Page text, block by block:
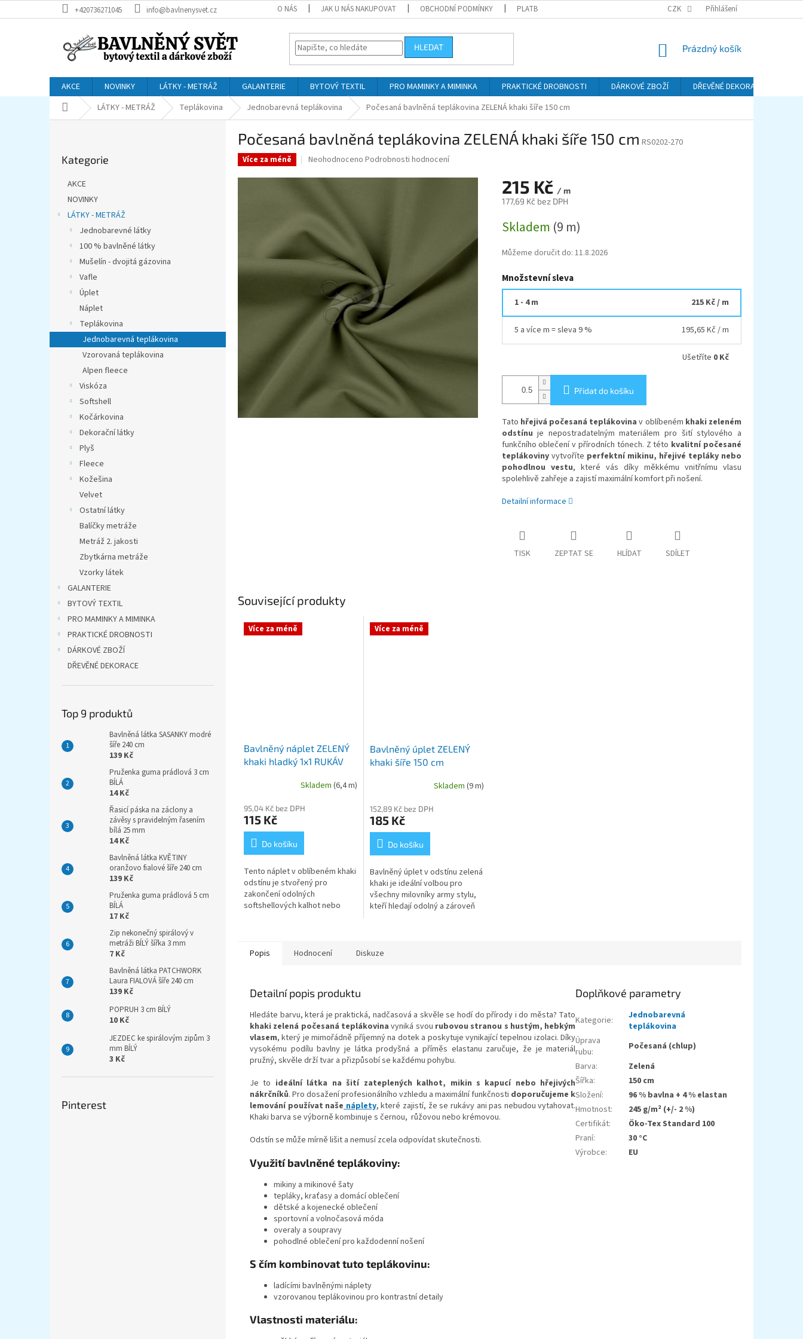
na
+420736271045 info@bavlnenysvet.cz O NÁS JAK U NÁS NAKUPOVAT OBCHODNÍ PODMÍNKY PLATBA A DOPRAVA PODMÍNKY OCHRANY OSOBNÍCH ÚDAJŮ (GDPR)
CZK Přihlášení
HLEDAT
NÁKUPNÍ
Prázdný košík
AKCE NOVINKY LÁTKY - METRÁŽ GALANTERIE BYTOVÝ TEXTIL PRO MAMINKY A MIMINKA PRAKTICKÉ DROBNOSTI DÁRKOVÉ ZBOŽÍ DŘEVĚNÉ DEKORACE
Domů LÁTKY - METRÁŽ Teplákovina Jednobarevná teplákovina Počesaná bavlněná teplákovina ZELENÁ khaki šíře 150 cm
kategorie
Kategorie
AKCE
NOVINKY
LÁTKY - METRÁŽ
Jednobarevné látky
100 % bavlněné látky
Mušelín - dvojitá gázovina
Vafle
Úplet
Náplet
Teplákovina
Jednobarevná teplákovina
Vzorovaná teplákovina
Alpen fleece
Viskóza
Softshell
Kočárkovina
Dekorační látky
Plyš
Fleece
Kožešina
Velvet
Ostatní látky
Balíčky metráže
Metráž 2. jakosti
Zbytkárna metráže
Vzorky látek
GALANTERIE
BYTOVÝ TEXTIL
PRO MAMINKY A MIMINKA
PRAKTICKÉ DROBNOSTI
DÁRKOVÉ ZBOŽÍ
DŘEVĚNÉ DEKORACE
Top 9 produktů
Bavlněná látka SASANKY modré
šíře 240 cm
139 Kč
Pruženka guma prádlová 3 cm
BÍLÁ
14 Kč
Řasicí páska na záclony a
závěsy s pravidelným řasením
bílá 25 mm
14 Kč
Bavlněná látka KVĚTINY
oranžovo fialové šíře 240 cm
139 Kč
Pruženka guma prádlová 5 cm
BÍLÁ
17 Kč
Zip nekonečný spirálový v
metráži BÍLÝ šířka 3 mm
7 Kč
Bavlněná látka PATCHWORK
Laura FIALOVÁ šíře 240 cm
139 Kč
POPRUH 3 cm BÍLÝ
10 Kč
JEZDEC ke spirálovým zipům 3
mm BÍLÝ
3 Kč
Pinterest
Počesaná bavlněná teplákovina ZELENÁ khaki šíře 150 cm RS0202-270
Více za méně
Průměrné
produktu
hvězdiček.
Neohodnoceno Podrobnosti hodnocení
215 Kč / m
177,69 Kč bez DPH
cena:
Skladem (9 m)
Můžeme doručit do: 11.8.2026
Množstevní sleva
1 - 4 m 215 Kč/ m
5 a více m = sleva 9 % 195,65 Kč / m
Ušetříte 0 Kč
Přidat do košíku
Tato hřejivá počesaná teplákovina v oblíbeném khaki zeleném
odstínu je nepostradatelným materiálem pro šití stylového a
funkčního oblečení v přírodních tónech. Z této kvalitní počesané
teplákovinyvytvoříte perfektní mikinu, hřejivé tepláky nebo
pohodlnou vestu, které vás díky měkkému vnitřnímu vlasu
spolehlivě zahřeje a zajistí maximální komfort při nošení.
Detailní informace
TISK ZEPTAT SE HLÍDAT SDÍLET
Související produkty
Více za méně
Bavlněný náplet ZELENÝ
khaki hladký 1x1 RUKÁV
Skladem (6,4 m)
95,04 Kč bez DPH
115 Kč
Do košíku
Tento náplet v oblíbeném khaki
odstínu je stvořený pro
zakončení odolných
softshellových kalhot nebo
Více za méně
Bavlněný úplet ZELENÝ
khaki šíře 150 cm
Skladem (9 m)
152,89 Kč bez DPH
185 Kč
Do košíku
Bavlněný úplet v odstínu zelená
khaki je ideální volbou pro
všechny milovníky army stylu,
kteří hledají odolný a zároveň
Popis Hodnocení Diskuze
Detailní popis produktu
Hledáte barvu, která je praktická, nadčasová a skvěle se hodí do přírody i do města? Tato
khaki zelená počesaná teplákovina vyniká svou rubovou stranou s hustým, hebkým
vlasem, který je mimořádně příjemný na dotek a poskytuje vynikající tepelnou izolaci. Díky
vysokému podílu bavlny je látka prodyšná a příměs elastanu zaručuje, že je materiál
pružný, skvěle drží tvar a přizpůsobí se každému pohybu.
Je to ideální látka na šití zateplených kalhot, mikin s kapucí nebo hřejivých
nákrčníků. Pro dosažení profesionálního vzhledu a maximální funkčnosti doporučujeme k
lemování používat naše náplety, které zajistí, že se rukávy ani pas nebudou vytahovat.
Khaki barva se výborně kombinuje s černou, růžovou nebo krémovou.
Odstín se může mírně lišit a nemusí zcela odpovídat skutečnosti.
Využití bavlněné teplákoviny:
mikiny a mikinové šaty
tepláky, kraťasy a domácí oblečení
dětské a kojenecké oblečení
sportovní a volnočasová móda
overaly a soupravy
pohodlné oblečení pro každodenní nošení
S čím kombinovat tuto teplákovinu:
ladícími bavlněnými náplety
vzorovanou teplákovinou pro kontrastní detaily
Vlastnosti materiálu:
Doplňkové parametry
Kategorie:
Jednobarevná
teplákovina
Úprava
rubu:
Počesaná (chlup)
Barva:
Zelená
Šířka:
150 cm
Složení:
96 % bavlna + 4 % elastan
Hmotnost:
245 g/m² (+/- 2 %)
Certifikát:
Öko-Tex Standard 100
Praní:
30 °C
Výrobce: EU